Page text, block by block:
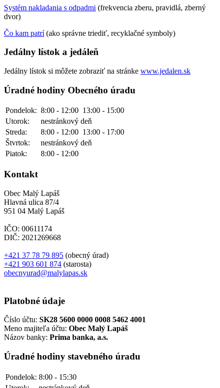
Systém nakladania s odpadmi (frekvencia zberu, pravidlá, zberný
dvor)
Čo kam patrí(ako správne triediť, recyklačné symboly)
Jedálny lístok a jedáleň
Jedálny lístok si môžete zobraziť na stránke www.jedalen.sk
Úradné hodiny Obecného úradu
Pondelok: 8:00 - 12:00 13:00 - 15:00
Utorok:
nestránkový deň
Streda:
8:00 - 12:00 13:00 - 17:00
Štvrtok:
nestránkový deň
Piatok:
8:00 - 12:00
Kontakt
Obec Malý Lapáš
Hlavná ulica 87/4
951 04 Malý Lapáš
IČO: 00611174
DIČ: 2021269668
+421 37 78 79 895 (obecný úrad)
+421 903 601 874 (starosta)
obecnyurad@malylapas.sk
Platobné údaje
Číslo účtu: SK28 5600 0000 0008 5462 4001
Meno majiteľa účtu: Obec Malý Lapáš
Názov banky: Prima banka, a.s.
Úradné hodiny stavebného úradu
Pondelok: 8:00 - 15:30